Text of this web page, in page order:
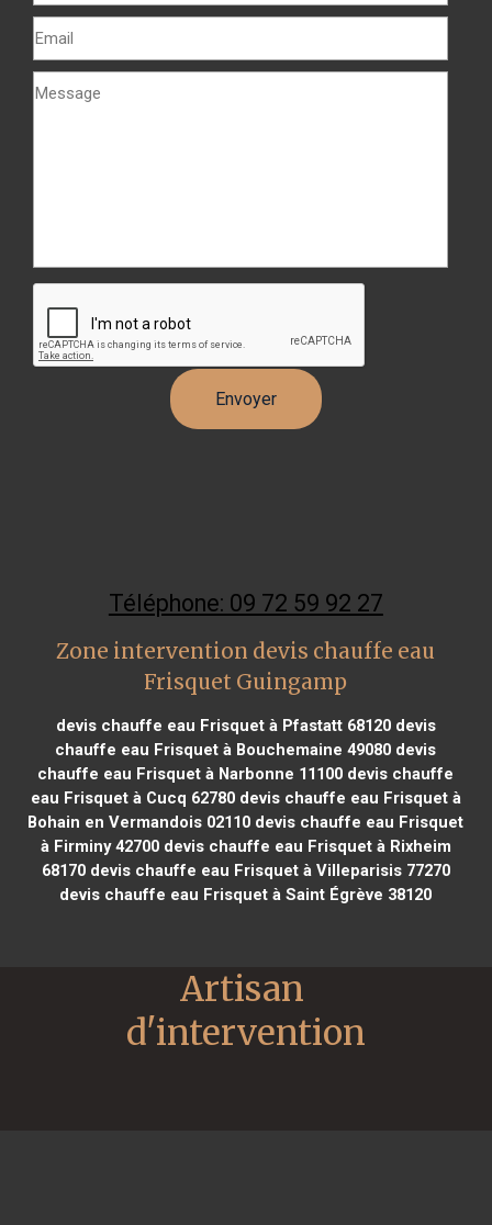
Téléphone: 09 72 59 92 27
Zone intervention devis chauffe eau
Frisquet Guingamp
devis chauffe eau Frisquet à Pfastatt 68120devis
chauffe eau Frisquet à Bouchemaine 49080 devis
chauffe eau Frisquet à Narbonne 11100 devis chauffe
eau Frisquet à Cucq 62780devis chauffe eau Frisquet à
Bohain en Vermandois 02110 devis chauffe eau Frisquet
à Firminy 42700devis chauffe eau Frisquet à Rixheim
68170devis chauffe eau Frisquet à Villeparisis 77270
devis chauffe eau Frisquet à Saint Égrève 38120
Artisan
d'intervention